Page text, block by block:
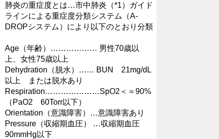
肺炎の重症度とは…市中肺炎（*1）ガイド
ラインによる重症度分類システム（A-
DROPシステム）により以下のとおり分類
Age（年齢）……………… 男性70歳以
上、女性75歳以上
Dehydration（脱水）…… BUN 21mg/dL
以上 または脱水あり
Respiration…………………SpO2＜＝90%
（PaO2 60Torr以下）
Orientation（意識障害）…意識障害あり
Pressure（収縮期血圧） …収縮期血圧
90mmHg以下